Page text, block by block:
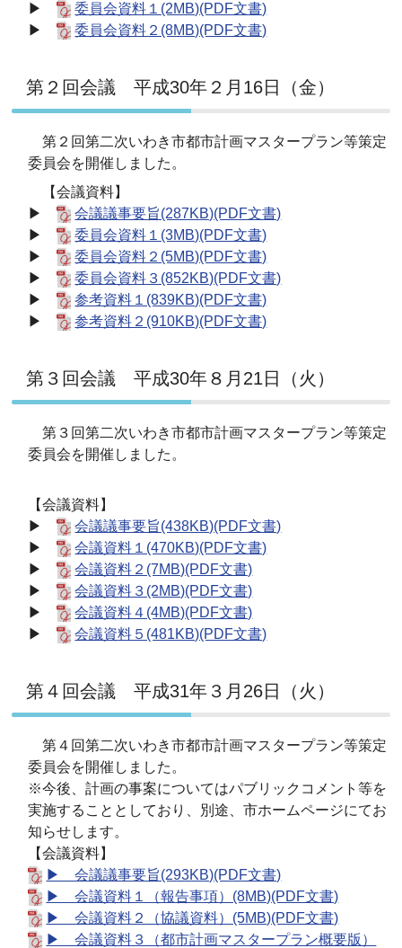
▶
委員会資料１(2MB)(PDF文書)
▶
委員会資料２(8MB)(PDF文書)
第２回会議 平成30年２月16日（金）
第２回第二次いわき市都市計画マスタープラン等策定
委員会を開催しました。
【会議資料】
▶
会議議事要旨(287KB)(PDF文書)
▶
委員会資料１(3MB)(PDF文書)
▶
委員会資料２(5MB)(PDF文書)
▶
委員会資料３(852KB)(PDF文書)
▶
参考資料１(839KB)(PDF文書)
▶
参考資料２(910KB)(PDF文書)
第３回会議 平成30年８月21日（火）
第３回第二次いわき市都市計画マスタープラン等策定
委員会を開催しました。
【会議資料】
▶
会議議事要旨(438KB)(PDF文書)
▶
会議資料１(470KB)(PDF文書)
▶
会議資料２(7MB)(PDF文書)
▶
会議資料３(2MB)(PDF文書)
▶
会議資料４(4MB)(PDF文書)
▶
会議資料５(481KB)(PDF文書)
第４回会議 平成31年３月26日（火）
第４回第二次いわき市都市計画マスタープラン等策定
委員会を開催しました。
※今後、計画の事案についてはパブリックコメント等を
実施することとしており、別途、市ホームページにてお
知らせします。
【会議資料】
▶ 会議議事要旨(293KB)(PDF文書)
▶ 会議資料１（報告事項）(8MB)(PDF文書)
▶ 会議資料２（協議資料）(5MB)(PDF文書)
▶ 会議資料３（都市計画マスタープラン概要版）